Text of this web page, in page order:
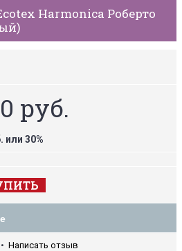
Harmonica Роберто
руб.
или 30%
• Написать отзыв